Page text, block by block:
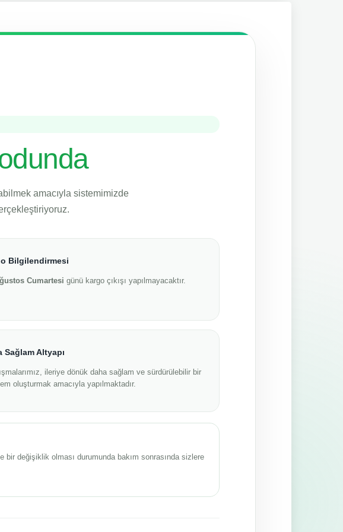
amacıyla sistemimizde
Bilgilendirmesi
Cumartesi günü kargo çıkışı yapılmayacaktır.
Sağlam Altyapı
ileriye dönük daha sağlam ve sürdürülebilir bir
oluşturmak amacıyla yapılmaktadır.
bir değişiklik olması durumunda bakım sonrasında sizlere